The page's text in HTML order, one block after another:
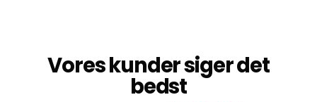
Vores kunder siger det
bedst